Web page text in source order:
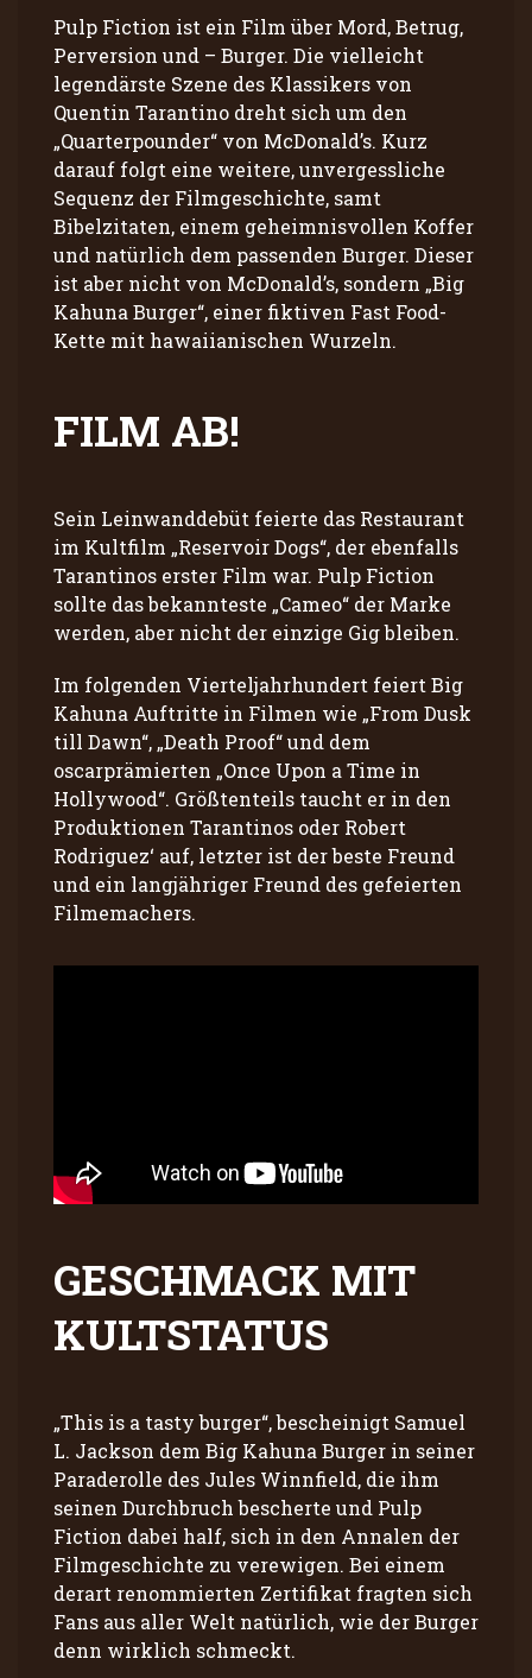
Pulp Fiction ist ein Film über Mord, Betrug,
Perversion und – Burger. Die vielleicht
legendärste Szene des Klassikers von
Quentin Tarantino dreht sich um den
„Quarterpounder“ von McDonald’s. Kurz
darauf folgt eine weitere, unvergessliche
Sequenz der Filmgeschichte, samt
Bibelzitaten, einem geheimnisvollen Koffer
und natürlich dem passenden Burger. Dieser
ist aber nicht von McDonald’s, sondern „Big
Kahuna Burger“, einer fiktiven Fast Food-
Kette mit hawaiianischen Wurzeln.
FILM AB!
Sein Leinwanddebüt feierte das Restaurant
im Kultfilm „Reservoir Dogs“, der ebenfalls
Tarantinos erster Film war. Pulp Fiction
sollte das bekannteste „Cameo“ der Marke
werden, aber nicht der einzige Gig bleiben.
Im folgenden Vierteljahrhundert feiert Big
Kahuna Auftritte in Filmen wie „From Dusk
till Dawn“, „Death Proof“ und dem
oscarprämierten „Once Upon a Time in
Hollywood“. Größtenteils taucht er in den
Produktionen Tarantinos oder Robert
Rodriguez‘ auf, letzter ist der beste Freund
und ein langjähriger Freund des gefeierten
Filmemachers.
GESCHMACK MIT
KULTSTATUS
„This is a tasty burger“, bescheinigt Samuel
L. Jackson dem Big Kahuna Burger in seiner
Paraderolle des Jules Winnfield, die ihm
seinen Durchbruch bescherte und Pulp
Fiction dabei half, sich in den Annalen der
Filmgeschichte zu verewigen. Bei einem
derart renommierten Zertifikat fragten sich
Fans aus aller Welt natürlich, wie der Burger
denn wirklich schmeckt.